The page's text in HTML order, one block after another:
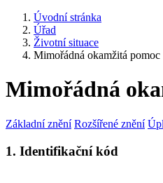
Úvodní stránka
Úřad
Životní situace
Mimořádná okamžitá pomoc
Mimořádná
Základní znění Rozšířené znění
1. Identifikační kód